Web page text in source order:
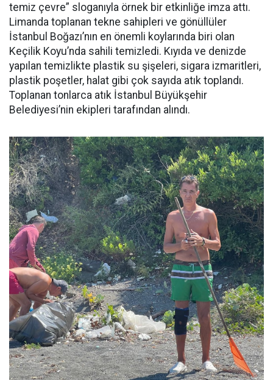
temiz çevre” sloganıyla örnek bir etkinliğe imza attı.
Limanda toplanan tekne sahipleri ve gönüllüler
İstanbul Boğazı’nın en önemli koylarında biri olan
Keçilik Koyu’nda sahili temizledi. Kıyıda ve denizde
yapılan temizlikte plastik su şişeleri, sigara izmaritleri,
plastik poşetler, halat gibi çok sayıda atık toplandı.
Toplanan tonlarca atık İstanbul Büyükşehir
Belediyesi’nin ekipleri tarafından alındı.